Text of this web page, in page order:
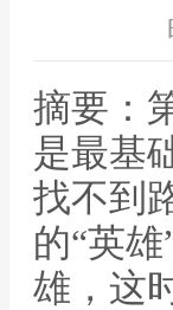
摘要：
是最基
找不到
的“英
雄，这